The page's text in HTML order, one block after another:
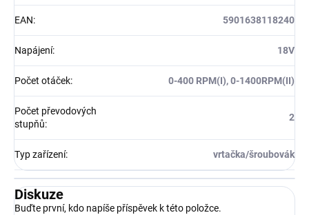
EAN: 5901638118240
Napájení: 18V
Počet otáček: 0-400 RPM(I), 0-1400RPM(II)
Počet převodových
stupňů:
2
Typ zařízení: vrtačka/šroubovák
Diskuze
Buďte první, kdo napíše příspěvek k této položce.